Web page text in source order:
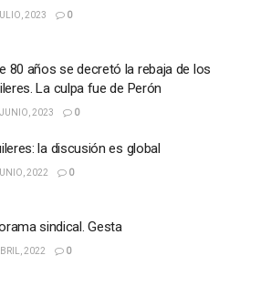
2023 0
80 años se decretó la rebaja de los
La culpa fue de Perón
2023 0
la discusión es global
2022 0
sindical. Gesta
2022 0